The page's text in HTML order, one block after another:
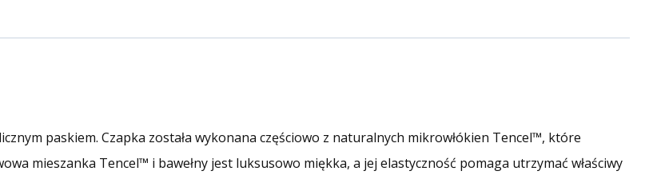
paskiem. Czapka została wykonana częściowo z naturalnych mikrowłókien Tencel™, które
mieszanka Tencel™ i bawełny jest luksusowo miękka, a jej elastyczność pomaga utrzymać właściwy